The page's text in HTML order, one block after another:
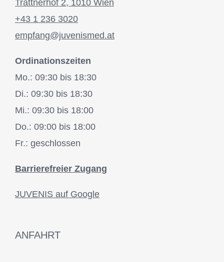
Trattnerhof 2, 1010 Wien
+43 1 236 3020
empfang@juvenismed.at
Ordinationszeiten
Mo.: 09:30 bis 18:30
Di.: 09:30 bis 18:30
Mi.: 09:30 bis 18:00
Do.: 09:00 bis 18:00
Fr.: geschlossen
Barrierefreier Zugang
JUVENIS auf Google
ANFAHRT